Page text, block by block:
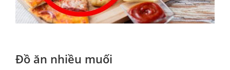
Đồ ăn nhiều muối